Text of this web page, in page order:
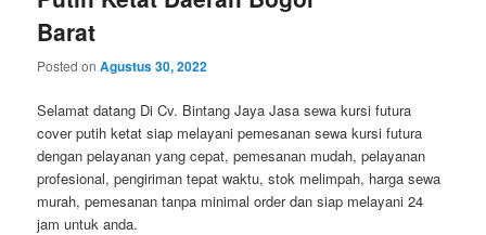
Barat
Posted onAgustus 30, 2022
Selamat datang Di Cv. Bintang Jaya Jasa sewa kursi futura
cover putih ketat siap melayani pemesanan sewa kursi futura
dengan pelayanan yang cepat, pemesanan mudah, pelayanan
profesional, pengiriman tepat waktu, stok melimpah, harga sewa
murah, pemesanan tanpa minimal order dan siap melayani 24
jam untuk anda.